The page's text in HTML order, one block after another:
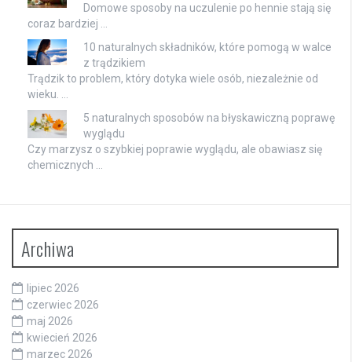
Domowe sposoby na uczulenie po hennie stają się
coraz bardziej …
10 naturalnych składników, które pomogą w walce
z trądzikiem
Trądzik to problem, który dotyka wiele osób, niezależnie od
wieku. …
5 naturalnych sposobów na błyskawiczną poprawę
wyglądu
Czy marzysz o szybkiej poprawie wyglądu, ale obawiasz się
chemicznych …
Archiwa
lipiec 2026
czerwiec 2026
maj 2026
kwiecień 2026
marzec 2026